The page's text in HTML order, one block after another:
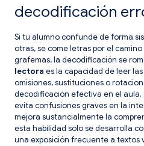
decodificación
Si tu alumno confunde de forma
otras, se come letras por el
grafemas, la decodificación se
lectora es la capacidad de leer
omisiones, sustituciones o
decodificación efectiva en el aula.
evita confusiones graves en la
mejora sustancialmente la
esta habilidad solo se desarrolla
una exposición frecuente a textos